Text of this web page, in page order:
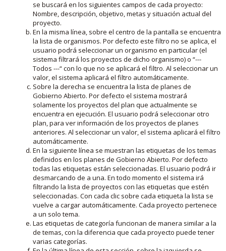
se buscará en los siguientes campos de cada proyecto:
Nombre, descripción, objetivo, metas y situación actual del
proyecto.
En la misma línea, sobre el centro de la pantalla se encuentra
la lista de organismos. Por defecto este filtro no se aplica, el
usuario podrá seleccionar un organismo en particular (el
sistema filtrará los proyectos de dicho organismo) o “---
Todos ---“ con lo que no se aplicará el filtro. Al seleccionar un
valor, el sistema aplicará el filtro automáticamente.
Sobre la derecha se encuentra la lista de planes de
Gobierno Abierto. Por defecto el sistema mostrará
solamente los proyectos del plan que actualmente se
encuentra en ejecución. El usuario podrá seleccionar otro
plan, para ver información de los proyectos de planes
anteriores. Al seleccionar un valor, el sistema aplicará el filtro
automáticamente.
En la siguiente línea se muestran las etiquetas de los temas
definidos en los planes de Gobierno Abierto. Por defecto
todas las etiquetas están seleccionadas. El usuario podrá ir
desmarcando de a una. En todo momento el sistema irá
filtrando la lista de proyectos con las etiquetas que estén
seleccionadas. Con cada clic sobre cada etiqueta la lista se
vuelve a cargar automáticamente. Cada proyecto pertenece
a un solo tema.
Las etiquetas de categoría funcionan de manera similar a la
de temas, con la diferencia que cada proyecto puede tener
varias categorías.